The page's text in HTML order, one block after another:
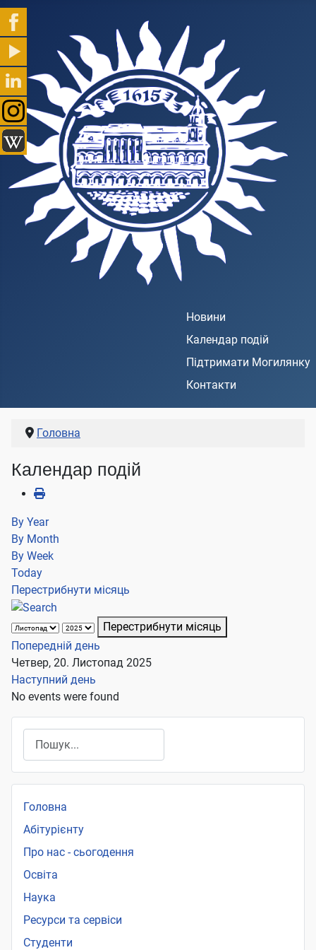
Новини
Календар подій
Підтримати Могилянку
Контакти
Головна
Календар подій
By Year
By Month
By Week
Today
Перестрибнути місяць
Перестрибнути місяць
Попередній день
Четвер, 20. Листопад 2025
Наступний день
No events were found
Головна
Абітурієнту
Про нас - сьогодення
Освіта
Наука
Ресурси та сервіси
Студенти